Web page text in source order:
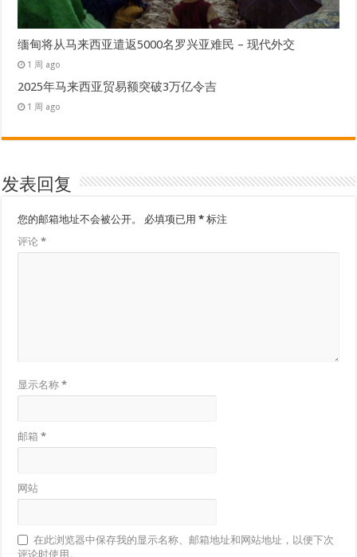
缅甸将从马来西亚遣返5000名罗兴亚难民 – 现代外交
1 周 ago
2025年马来西亚贸易额突破3万亿令吉
1 周 ago
发表回复
您的邮箱地址不会被公开。 必填项已用* 标注
评论*
显示名称*
邮箱*
网站
在此浏览器中保存我的显示名称、邮箱地址和网站地址，以便下次
评论时使用。